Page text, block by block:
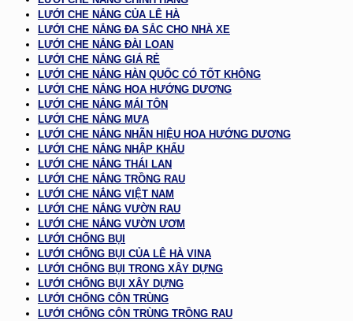
LƯỚI CHE NẮNG CỦA LÊ HÀ
LƯỚI CHE NẮNG ĐA SẮC CHO NHÀ XE
LƯỚI CHE NẮNG ĐÀI LOAN
LƯỚI CHE NẮNG GIÁ RẺ
LƯỚI CHE NẮNG HÀN QUỐC CÓ TỐT KHÔNG
LƯỚI CHE NẮNG HOA HƯỚNG DƯƠNG
LƯỚI CHE NẮNG MÁI TÔN
LƯỚI CHE NẮNG MƯA
LƯỚI CHE NẮNG NHÃN HIỆU HOA HƯỚNG DƯƠNG
LƯỚI CHE NẮNG NHẬP KHẨU
LƯỚI CHE NẮNG THÁI LAN
LƯỚI CHE NẮNG TRỒNG RAU
LƯỚI CHE NẮNG VIỆT NAM
LƯỚI CHE NẮNG VƯỜN RAU
LƯỚI CHE NẮNG VƯỜN ƯƠM
LƯỚI CHỐNG BỤI
LƯỚI CHỐNG BỤI CỦA LÊ HÀ VINA
LƯỚI CHỐNG BỤI TRONG XÂY DỰNG
LƯỚI CHỐNG BỤI XÂY DỰNG
LƯỚI CHỐNG CÔN TRÙNG
LƯỚI CHỐNG CÔN TRÙNG TRỒNG RAU